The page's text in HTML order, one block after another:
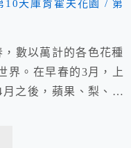
數以萬計的各色花種
界。在早春的3月，上
之後，蘋果、梨、櫻